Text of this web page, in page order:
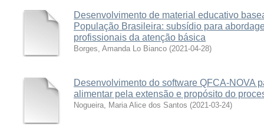
Desenvolvimento de material educativo
População Brasileira: subsídio para
profissionais da atenção básica
Borges, Amanda Lo Bianco (2021-04-28)
Desenvolvimento do software QFCA-NOVA
alimentar pela extensão e propósito do
Nogueira, Maria Alice dos Santos (2021-03-24)